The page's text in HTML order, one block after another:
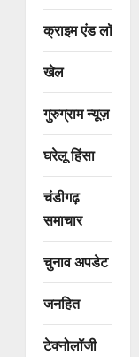
क्राइम एंड लॉ
खेल
गुरुग्राम न्यूज़
घरेलू हिंसा
चंडीगढ़
समाचार
चुनाव अपडेट
जनहित
टेक्नोलॉजी